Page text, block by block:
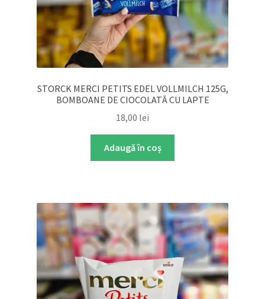
STORCK MERCI PETITS EDEL VOLLMILCH 125G,
BOMBOANE DE CIOCOLATĂ CU LAPTE
18,00 lei
Adaugă în coș